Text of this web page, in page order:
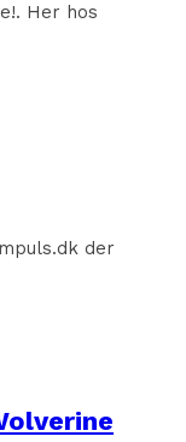
Her hos
der